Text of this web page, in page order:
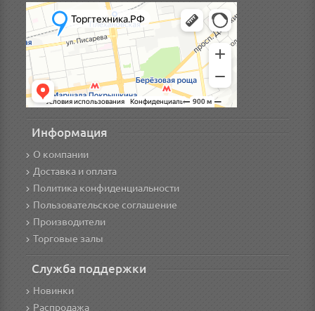
Информация
О компании
Доставка и оплата
Политика конфиденциальности
Пользовательское соглашение
Производители
Торговые залы
Служба поддержки
Новинки
Распродажа